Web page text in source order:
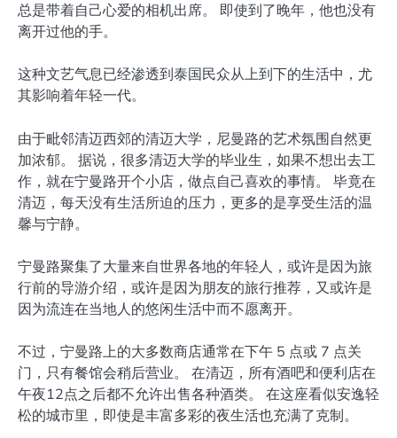
总是带着自己心爱的相机出席。 即使到了晚年，他也没有
离开过他的手。
这种文艺气息已经渗透到泰国民众从上到下的生活中，尤
其影响着年轻一代。
由于毗邻清迈西郊的清迈大学，尼曼路的艺术氛围自然更
加浓郁。 据说，很多清迈大学的毕业生，如果不想出去工
作，就在宁曼路开个小店，做点自己喜欢的事情。 毕竟在
清迈，每天没有生活所迫的压力，更多的是享受生活的温
馨与宁静。
宁曼路聚集了大量来自世界各地的年轻人，或许是因为旅
行前的导游介绍，或许是因为朋友的旅行推荐，又或许是
因为流连在当地人的悠闲生活中而不愿离开。
不过，宁曼路上的大多数商店通常在下午 5 点或 7 点关
门，只有餐馆会稍后营业。 在清迈，所有酒吧和便利店在
午夜12点之后都不允许出售各种酒类。 在这座看似安逸轻
松的城市里，即使是丰富多彩的夜生活也充满了克制。